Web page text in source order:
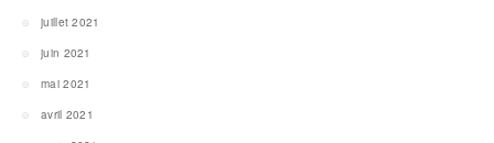
juillet 2021
juin 2021
mai 2021
avril 2021